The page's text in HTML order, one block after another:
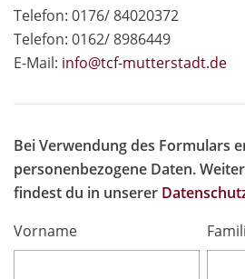
Telefon: 0176/ 84020372
Telefon: 0162/ 8986449
E-Mail: info@tcf-mutterstadt.de
Bei Verwendung des Formulars
personenbezogene Daten.
findest du in unserer
Vorname